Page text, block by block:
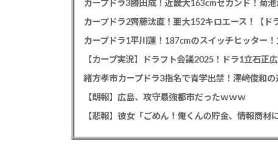
カープドラ3勝田成！近畿大163cmセカンド！菊
カープドラ2齊藤汰直！亜大152キロエース！【ド
【カープ実況】ドラフト会議2025！ドラ1立石正
緒方孝市カープドラ3指名で青学出禁！澤﨑俊和
【朗報】広島、攻守最強都市だったｗｗｗ